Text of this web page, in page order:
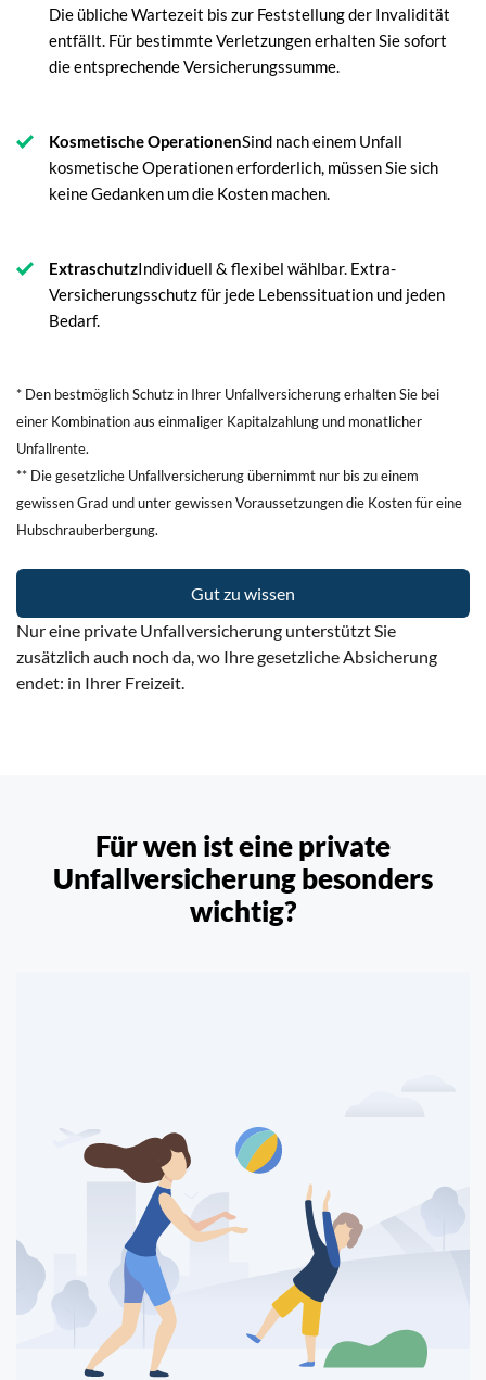
Die übliche Wartezeit bis zur Feststellung der Invalidität
entfällt. Für bestimmte Verletzungen erhalten Sie sofort
die entsprechende Versicherungssumme.
Kosmetische OperationenSind nach einem Unfall
kosmetische Operationen erforderlich, müssen Sie sich
keine Gedanken um die Kosten machen.
ExtraschutzIndividuell & flexibel wählbar. Extra-
Versicherungsschutz für jede Lebenssituation und jeden
Bedarf.
* Den bestmöglich Schutz in Ihrer Unfallversicherung erhalten Sie bei
einer Kombination aus einmaliger Kapitalzahlung und monatlicher
Unfallrente.
** Die gesetzliche Unfallversicherung übernimmt nur bis zu einem
gewissen Grad und unter gewissen Voraussetzungen die Kosten für eine
Hubschrauberbergung.
Gut zu wissen
Nur eine private Unfallversicherung unterstützt Sie
zusätzlich auch noch da,wo Ihre gesetzliche Absicherung
endet: in Ihrer Freizeit.
Für wen ist eine private
Unfallversicherungbesonders
wichtig?